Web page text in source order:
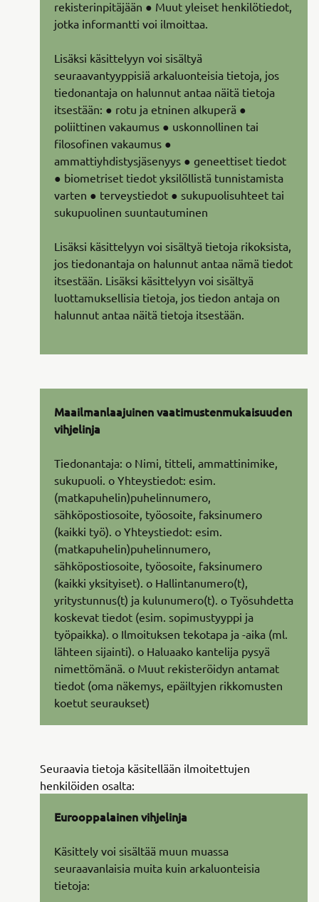
rekisterinpitäjään ● Muut yleiset henkilötiedot,
jotka informantti voi ilmoittaa.
Lisäksi käsittelyyn voi sisältyä
seuraavantyyppisiä arkaluonteisia tietoja, jos
tiedonantaja on halunnut antaa näitä tietoja
itsestään: ● rotu ja etninen alkuperä ●
poliittinen vakaumus ● uskonnollinen tai
filosofinen vakaumus ●
ammattiyhdistysjäsenyys ● geneettiset tiedot
● biometriset tiedot yksilöllistä tunnistamista
varten ● terveystiedot ● sukupuolisuhteet tai
sukupuolinen suuntautuminen
Lisäksi käsittelyyn voi sisältyä tietoja rikoksista,
jos tiedonantaja on halunnut antaa nämä tiedot
itsestään. Lisäksi käsittelyyn voi sisältyä
luottamuksellisia tietoja, jos tiedon antaja on
halunnut antaa näitä tietoja itsestään.
Maailmanlaajuinen vaatimustenmukaisuuden
vihjelinja
Tiedonantaja: o Nimi, titteli, ammattinimike,
sukupuoli. o Yhteystiedot: esim.
(matkapuhelin)puhelinnumero,
sähköpostiosoite, työosoite, faksinumero
(kaikki työ). o Yhteystiedot: esim.
(matkapuhelin)puhelinnumero,
sähköpostiosoite, työosoite, faksinumero
(kaikki yksityiset). o Hallintanumero(t),
yritystunnus(t) ja kulunumero(t). o Työsuhdetta
koskevat tiedot (esim. sopimustyyppi ja
työpaikka). o Ilmoituksen tekotapa ja -aika (ml.
lähteen sijainti). o Haluaako kantelija pysyä
nimettömänä. o Muut rekisteröidyn antamat
tiedot (oma näkemys, epäiltyjen rikkomusten
koetut seuraukset)
Seuraavia tietoja käsitellään ilmoitettujen
henkilöiden osalta:
Eurooppalainen vihjelinja
Käsittely voi sisältää muun muassa
seuraavanlaisia muita kuin arkaluonteisia
tietoja: